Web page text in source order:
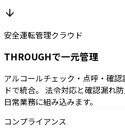
安全運転管理クラウド
THROUGHで一元管理
アルコールチェック・点呼・確
ドで統合。 法令対応と確認漏れ
日常業務に組み込みます。
コンプライアンス